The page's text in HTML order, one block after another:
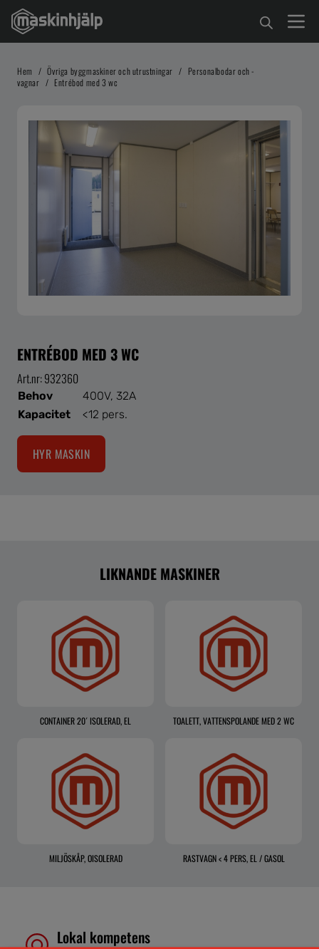
Hem / Övriga byggmaskiner och utrustningar / Personalbodar och -
vagnar / Entrébod med 3 wc
ENTRÉBOD MED 3 WC
Art.nr: 932360
Behov
400V, 32A
Kapacitet
<12 pers.
HYR MASKIN
LIKNANDE MASKINER
CONTAINER 20´ ISOLERAD, EL TOALETT, VATTENSPOLANDE MED 2 WC
MILJÖSKÅP, OISOLERAD RASTVAGN < 4 PERS, EL / GASOL
Lokal kompetens